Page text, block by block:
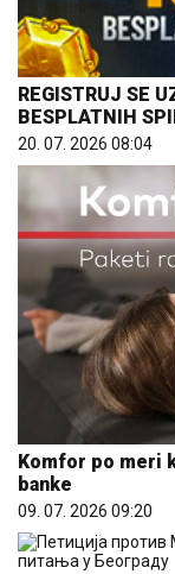
REGISTRUJ SE
BESPLATNIH
20. 07. 2026 08:04
Komfor po meri
banke
09. 07. 2026 09:20